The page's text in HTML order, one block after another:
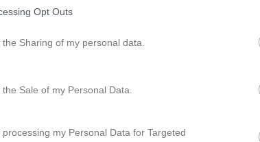
Opt Outs
Sharing of my personal data.
Sale of my Personal Data.
my Personal Data for Targeted